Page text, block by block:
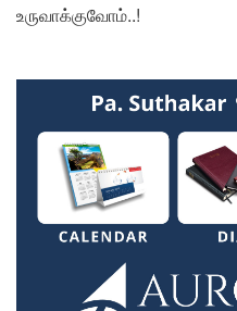
உருவாக்குவோம்..!